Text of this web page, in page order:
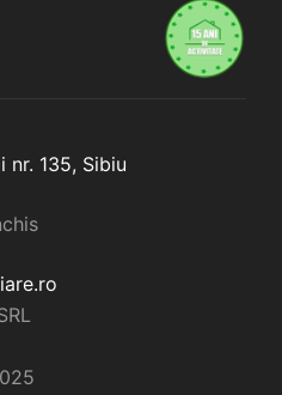
nr. 135, Sibiu